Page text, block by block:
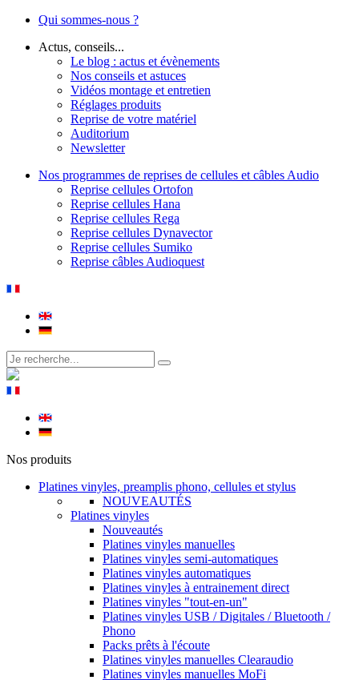
Qui sommes-nous ?
Actus, conseils...
Le blog : actus et évènements
Nos conseils et astuces
Vidéos montage et entretien
Réglages produits
Reprise de votre matériel
Auditorium
Newsletter
Nos programmes de reprises de cellules et câbles Audio
Reprise cellules Ortofon
Reprise cellules Hana
Reprise cellules Rega
Reprise cellules Dynavector
Reprise cellules Sumiko
Reprise câbles Audioquest
Nos produits
Platines vinyles, preamplis phono, cellules et stylus
NOUVEAUTÉS
Platines vinyles
Nouveautés
Platines vinyles manuelles
Platines vinyles semi-automatiques
Platines vinyles automatiques
Platines vinyles à entrainement direct
Platines vinyles "tout-en-un"
Platines vinyles USB / Digitales / Bluetooth /
Phono
Packs prêts à l'écoute
Platines vinyles manuelles Clearaudio
Platines vinyles manuelles MoFi